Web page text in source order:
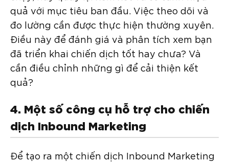
quả với mục tiêu ban đầu. Việc theo dõi và
đo lường cần được thực hiện thường xuyên.
Điều này để đánh giá và phân tích xem bạn
đã triển khai chiến dịch tốt hay chưa? Và
cần điều chỉnh những gì để cải thiện kết
quả?
4. Một số công cụ hỗ trợ cho chiến
dịch Inbound Marketing
Để tạo ra một chiến dịch Inbound Marketing